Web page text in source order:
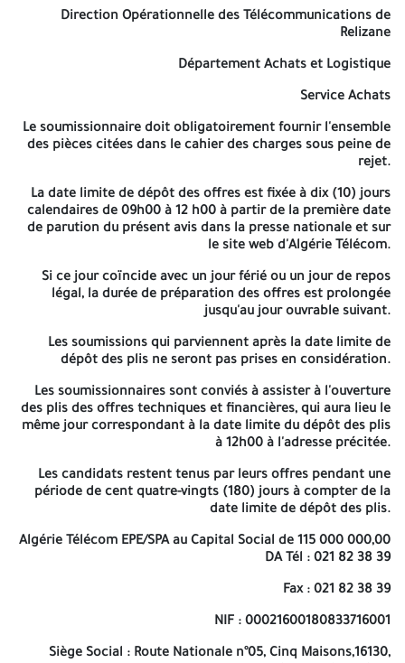
en cours de validité.
9- Une délégation de pouvoir de signature dans le cas où celui-ci
n'est pas le soumissionnaire lui-même (modèle joint en Annexe
du présent cahier des charges). 10- Fiche de spécifications
techniques des poteaux Métalliques.
B- L'offre technique :
1- Une déclaration à souscrire dûment renseignée, signée,
cachetée et datée, par le soumissionnaire (Suivant modèle joint
en Annexe du présent cahier des charges). 2- Copie des
références professionnelles des cinq (05) dernières années
justifiées par l'un des documents suivants :
Attestation de bonne exécution.
PV de Réception définitive. 3- Acte d'Engagement sur
le délai de livraison (suivant le modèle joint en Annexe
du présent cahier des charges). 4- Acte d'Engagement
présent cahier des charges). 5- Acte Engagement sur
les Délais de Remplacement des Poteaux Défectueux
copie du certificat de galvanisation et/ou autre
document justifiant la galvanisation). 7- Le présent
cahier des charges doit être paraphé et la mention «
Lu et Accepté » sur sa dernière page (voir l'attestation
C- L'offre financière :
(conformément au modèle joint en Annexe du présent cahier des
charges). 2- Le Bordereau des prix unitaires renseigné, signé,
présent cahier des charges). 3- Le Devis quantitatif et estimatif
joint en Annexe du présent cahier des charges).
Les trois (03) enveloppes susmentionnées sont insérées dans
Direction Opérationnelle des Télécommunications de
Relizane
Département Achats et Logistique
Service Achats
Le soumissionnaire doit obligatoirement fournir l'ensemble
des pièces citées dans le cahier des charges sous peine de
rejet.
La date limite de dépôt des offres est fixée à dix (10) jours
calendaires de 09h00 à 12 h00 à partir de la première date
de parution du présent avis dans la presse nationale et sur
le site web d'Algérie Télécom.
Si ce jour coïncide avec un jour férié ou un jour de repos
légal, la durée de préparation des offres est prolongée
jusqu'au jour ouvrable suivant.
Les soumissions qui parviennent après la date limite de
dépôt des plis ne seront pas prises en considération.
Les soumissionnaires sont conviés à assister à l'ouverture
des plis des offres techniques et financières, qui aura lieu le
même jour correspondant à la date limite du dépôt des plis
à 12h00 à l'adresse précitée.
Les candidats restent tenus par leurs offres pendant une
période de cent quatre-vingts (180) jours à compter de la
date limite de dépôt des plis.
Algérie Télécom EPE/SPA au Capital Social de 115 000 000,00
DA Tél : 021 82 38 39
Fax : 021 82 38 39
NIF : 00021600180833716001
Siège Social : Route Nationale n°05, Cinq Maisons,16130,